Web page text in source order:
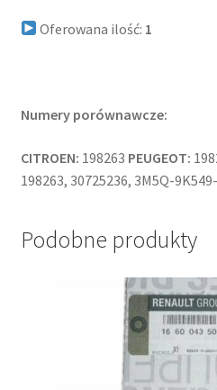
Oferowana ilość: 1
Numery porównawcze:
CITROEN: 198263 PEUGEOT:
198263, 30725236, 3M5Q-
Podobne produkty